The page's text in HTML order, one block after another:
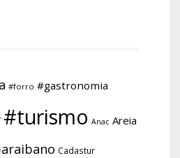
#forro #gastronomia
#turismo Anac Areia
Cadastur